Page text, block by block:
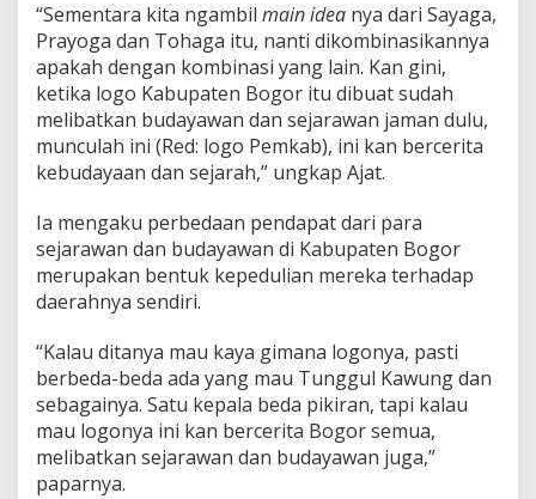
“Sementara kita ngambil main idea nya dari Sayaga,
Prayoga dan Tohaga itu, nanti dikombinasikannya
apakah dengan kombinasi yang lain. Kan gini,
ketika logo Kabupaten Bogor itu dibuat sudah
melibatkan budayawan dan sejarawan jaman dulu,
munculah ini (Red: logo Pemkab), ini kan bercerita
kebudayaan dan sejarah,” ungkap Ajat.
Ia mengaku perbedaan pendapat dari para
sejarawan dan budayawan di Kabupaten Bogor
merupakan bentuk kepedulian mereka terhadap
daerahnya sendiri.
“Kalau ditanya mau kaya gimana logonya, pasti
berbeda-beda ada yang mau Tunggul Kawung dan
sebagainya. Satu kepala beda pikiran, tapi kalau
mau logonya ini kan bercerita Bogor semua,
melibatkan sejarawan dan budayawan juga,”
paparnya.